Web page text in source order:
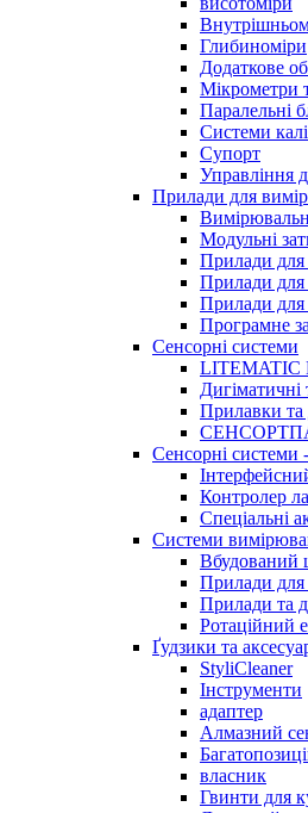
Глибиноміри
Додаткове
Мікрометри
Паралельні
Системи
Супорт
Управління
Прилади для
Модульні
Прилади для
Прилади для
Прилади для
Програмне
Сенсорні системи
LITEMATIC
Дигіматичні
Прилавки та
Сенсорні системи
Контролер
Спеціальні
Системи
Вбудований
Прилади
Прилади та
Ротаційний
Ґудзики та
StyliCleaner
Інструменти
адаптер
Алмазний
власник
Гвинти для